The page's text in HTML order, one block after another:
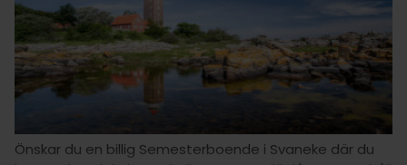
Önskar du en billig Semesterboende i Svaneke där du